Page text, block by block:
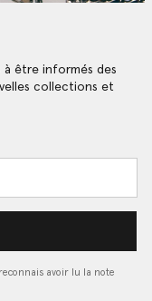
à être informés des
collections et
avoir lu la note